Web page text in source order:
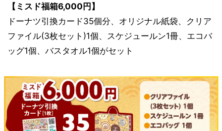
【ミスド福箱6,000円】
ドーナツ引換カード35個分、オリジナル紙袋、クリア
ファイル(3枚セット)1個、スケジュールン1冊、エコバ
ッグ1個、バスタオル1個がセット